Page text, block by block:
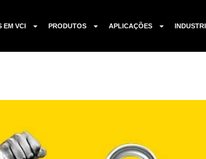
EM VCI PRODUTOS APLICAÇÕES